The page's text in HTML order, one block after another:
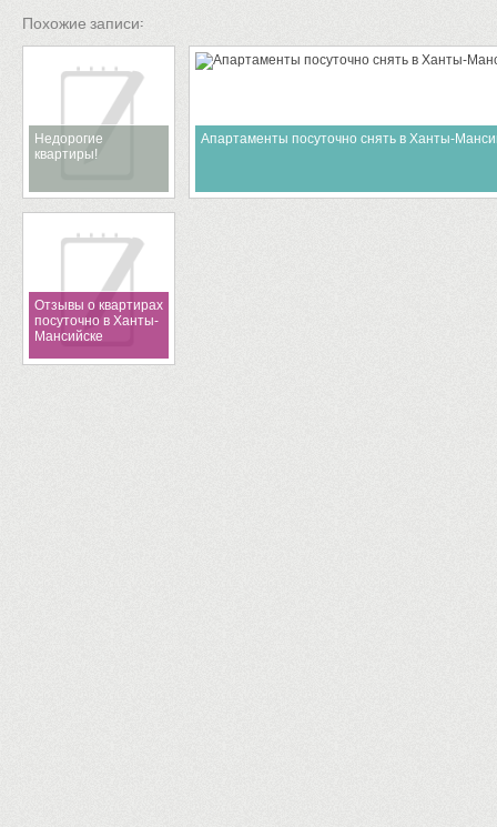
Похожие записи:
Недорогие
квартиры!
Апартаменты посуточно снять в Ханты-
Отзывы о квартирах
посуточно в Ханты-
Мансийске